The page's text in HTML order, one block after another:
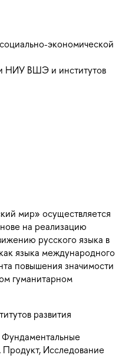
экономической
НИУ ВШЭ и институтов
мир» осуществляется
на реализацию
русского языка в
языка международного
повышения значимости
гуманитарном
развития
Продукт, Исследование